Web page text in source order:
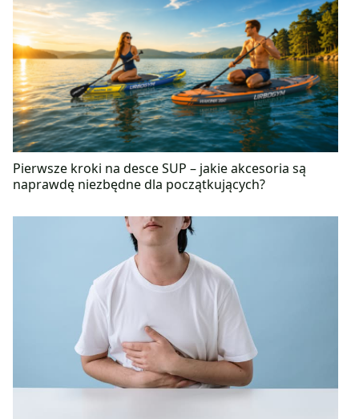
a także bioinżynierii komórek. Interesuje się
zdrowym stylem życia, który w pełni praktykuje na
co dzień. Wśród uprawianych przez nią sportów
dominuje bieganie, pływanie oraz jazda na nartach.
Swoją pasję do pracy badawaczej dzieli z
zamiłowaniem do podrózy, zwierząt i tańca.
Pierwsze kroki na desce SUP – jakie akcesoria są
naprawdę niezbędne dla początkujących?